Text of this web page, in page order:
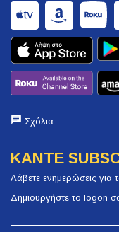
Σχόλια
ΚΑΝΤΕ
Λάβετε ενημερώσεις για
Δημιουργήστε το logon